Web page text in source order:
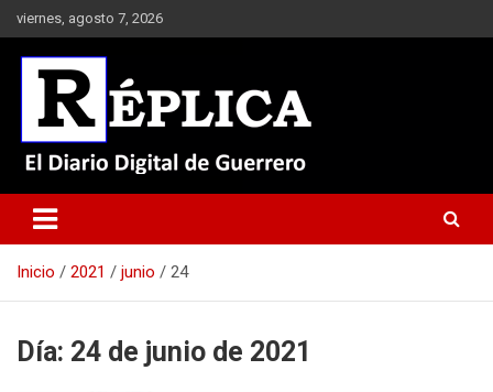
Saltar
al
contenido
viernes, agosto 7, 2026
Réplica
Inicio 2021 junio 24
Día: 24 de junio de 2021